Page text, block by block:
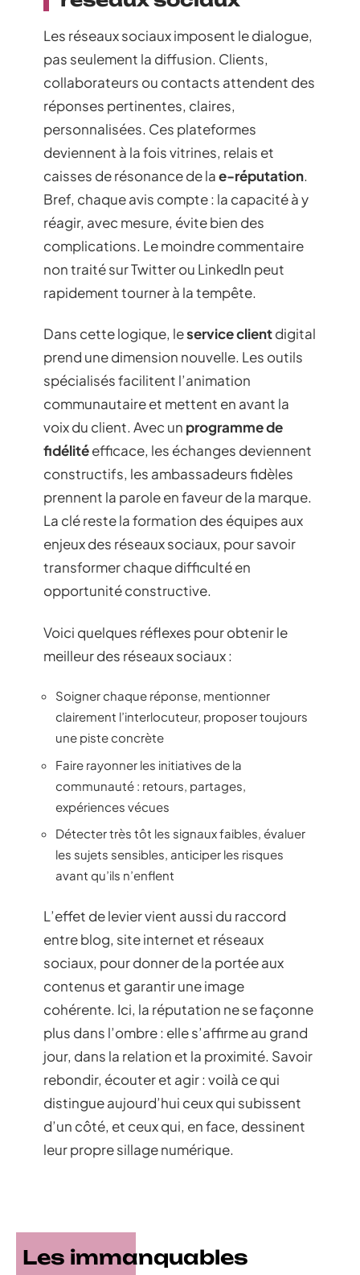
Engager sa
communauté : l’art de
dialoguer et de
rebondir sur les
réseaux sociaux
Les réseaux sociaux imposent le dialogue,
pas seulement la diffusion. Clients,
collaborateurs ou contacts attendent des
réponses pertinentes, claires,
deviennent à la fois vitrines, relais et
caisses de résonance de lae-réputation
Bref, chaque avis compte : la capacité à y
réagir, avec mesure, évite bien des
complications. Le moindre commentaire
non traité sur Twitter ou LinkedIn peut
rapidement tourner à la tempête.
Dans cette logique, leservice clientdigital
prend une dimension nouvelle. Les outils
spécialisés facilitent l’animation
communautaire et mettent en avant la
fidélitéefficace, les échanges deviennent
constructifs, les ambassadeurs fidèles
La clé reste la formation des équipes aux
enjeux des réseaux sociaux, pour savoir
transformer chaque difficulté en
opportunité constructive.
Voici quelques réflexes pour obtenir le
meilleur des réseaux sociaux :
Soigner chaque réponse, mentionner
une piste concrète
Faire rayonner les initiatives de la
communauté : retours, partages,
expériences vécues
Détecter très tôt les signaux faibles, évaluer
les sujets sensibles, anticiper les risques
avant qu’ils n’enflent
L’effet de levier vient aussi du raccord
entre blog, site internet et réseaux
sociaux, pour donner de la portée aux
jour, dans la relation et la proximité. Savoir
rebondir, écouter et agir : voilà ce qui